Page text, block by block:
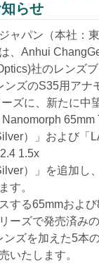
らせ
ャパン（本社：
、Anhui
社のレンズ
ンズのS35用アナ
ーズに、新たに中
65mm
）」および「
1.5x
）」を追加し
す。
する65mmおよ
ーズで発売済みの
ズを加えた5本
いたします。